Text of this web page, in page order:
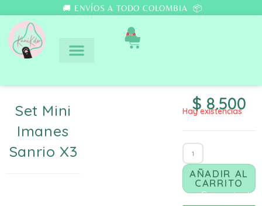
🚚 ENVÍOS A TODO COLOMBIA 📦
0
Set Mini
Imanes
Sanrio X3
$ 8.500
Hay existencias
AÑADIR AL
CARRITO
Comunicate